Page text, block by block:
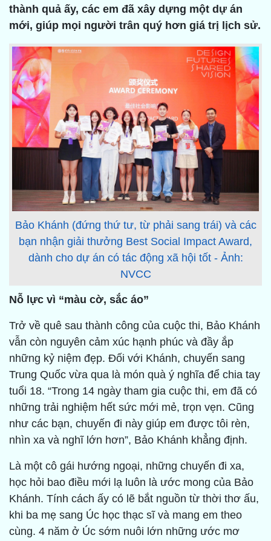
thành quả ấy, các em đã xây dựng một dự án
mới, giúp mọi người trân quý hơn giá trị lịch sử.
Bảo Khánh (đứng thứ tư, từ phải sang trái) và các
bạn nhận giải thưởng Best Social Impact Award,
dành cho dự án có tác động xã hội tốt - Ảnh:
NVCC
Nỗ lực vì “màu cờ, sắc áo”
Trở về quê sau thành công của cuộc thi, Bảo Khánh
vẫn còn nguyên cảm xúc hạnh phúc và đầy ắp
những kỷ niệm đẹp. Đối với Khánh, chuyến sang
Trung Quốc vừa qua là món quà ý nghĩa để chia tay
tuổi 18. “Trong 14 ngày tham gia cuộc thi, em đã có
những trải nghiệm hết sức mới mẻ, trọn vẹn. Cũng
như các bạn, chuyến đi này giúp em được tôi rèn,
nhìn xa và nghĩ lớn hơn”, Bảo Khánh khẳng định.
Là một cô gái hướng ngoại, những chuyến đi xa,
học hỏi bao điều mới lạ luôn là ước mong của Bảo
Khánh. Tính cách ấy có lẽ bắt nguồn từ thời thơ ấu,
khi ba mẹ sang Úc học thạc sĩ và mang em theo
cùng. 4 năm ở Úc sớm nuôi lớn những ước mơ